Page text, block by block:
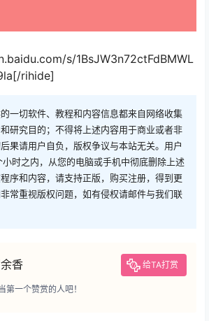
s/1BsJW3n72ctFdBMWL
rihide]
一切软件、教程和内容信息都来自网络收集
研究目的；不得将上述内容用于商业或者非
果请用户自负，版权争议与本站无关。用户
时之内，从您的电脑或手机中彻底删除上述
序和内容，请支持正版，购买注册，得到更
常重视版权问题，如有侵权请邮件与我们联
香 给TA打赏
第一个赞赏的人吧！